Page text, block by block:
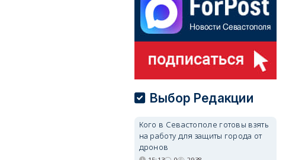
Выбор Редакции
Кого в Севастополе готовы взять
на работу для защиты города от
дронов